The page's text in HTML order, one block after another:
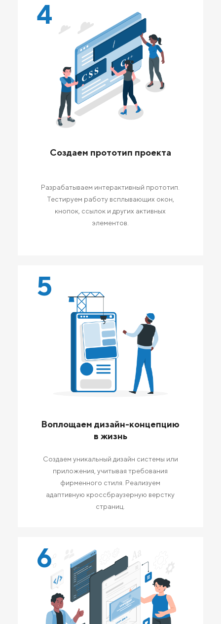
4
Создаем прототип проекта
Разрабатываем интерактивный прототип.
Тестируем работу всплывающих окон,
кнопок, ссылок и других активных
элементов.
5
Воплощаем дизайн-концепцию
в жизнь
Создаем уникальный дизайн системы или
приложения, учитывая требования
фирменного стиля. Реализуем
адаптивную кроссбраузерную верстку
страниц.
6